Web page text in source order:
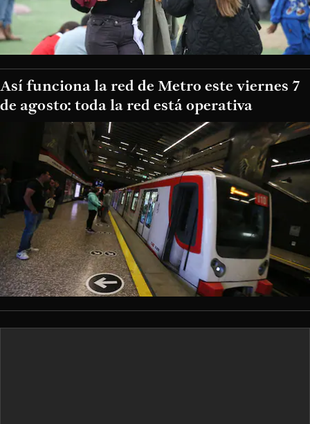
Así funciona la red de Metro este viernes 7
de agosto: toda la red está operativa